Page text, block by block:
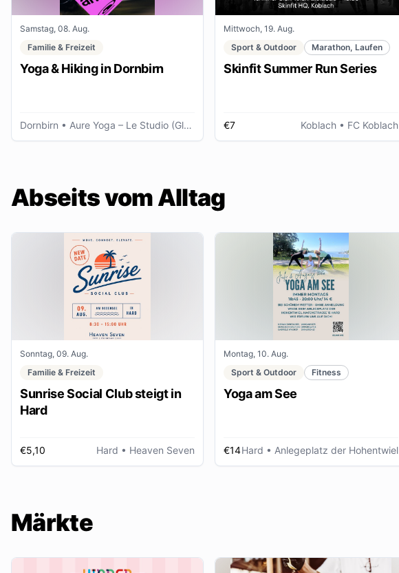
Samstag, 08. Aug.
Familie & Freizeit
Yoga & Hiking in Dornbirn
Dornbirn • Aure Yoga – Le Studio (Glöggele Haus)
Mittwoch, 19. Aug.
Sport & Outdoor
Marathon, Laufen
Skinfit Summer Run Series
€7 Koblach • FC Koblach
Abseits vom Alltag
Sonntag, 09. Aug.
Familie & Freizeit
Sunrise Social Club steigt in
Hard
€5,10 Hard • Heaven Seven
Montag, 10. Aug.
Sport & Outdoor
Fitness
Yoga am See
€14Hard • Anlegeplatz der Hohentwiel
Märkte